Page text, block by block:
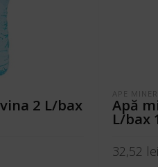
2 L/bax
APE
Apă
L/bax
32,52